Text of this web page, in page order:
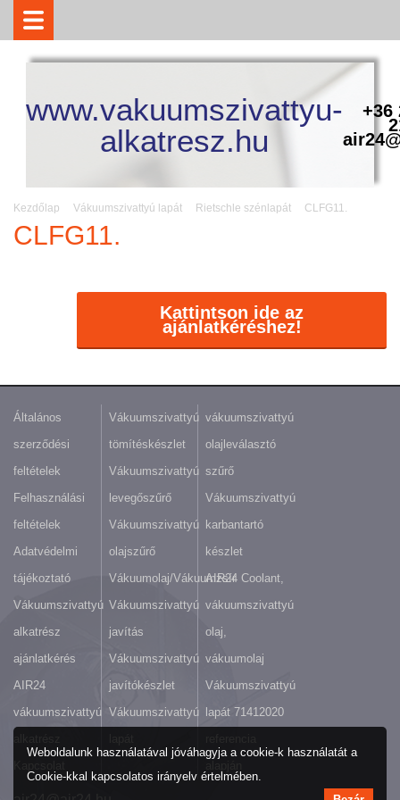
www.vakuumszivattyu-
alkatresz.hu
+36
Kezdőlap Vákuumszivattyú lapát Rietschle szénlapát CLFG11.
CLFG11.
Kattintson ide az
ajánlatkéréshez!
Általános
szerződési
feltételek
Felhasználási
feltételek
Adatvédelmi
tájékoztató
Vákuumszivattyú
alkatrész
ajánlatkérés
AIR24
vákuumszivattyú
Vákuumszivattyú
tömítéskészlet
Vákuumszivattyú
levegőszűrő
Vákuumszivattyú
olajszűrő
Vákuumolaj/Vákuumzsír
Vákuumszivattyú
javítás
Vákuumszivattyú
javítókészlet
Vákuumszivattyú
vákuumszivattyú
olajleválasztó
szűrő
Vákuumszivattyú
karbantartó
készlet
AIR24 Coolant,
vákuumszivattyú
olaj,
vákuumolaj
Vákuumszivattyú
lapát 71412020
Weboldalunk használatával jóváhagyja a cookie-k használatát a
Cookie-kkal kapcsolatos irányelv értelmében.